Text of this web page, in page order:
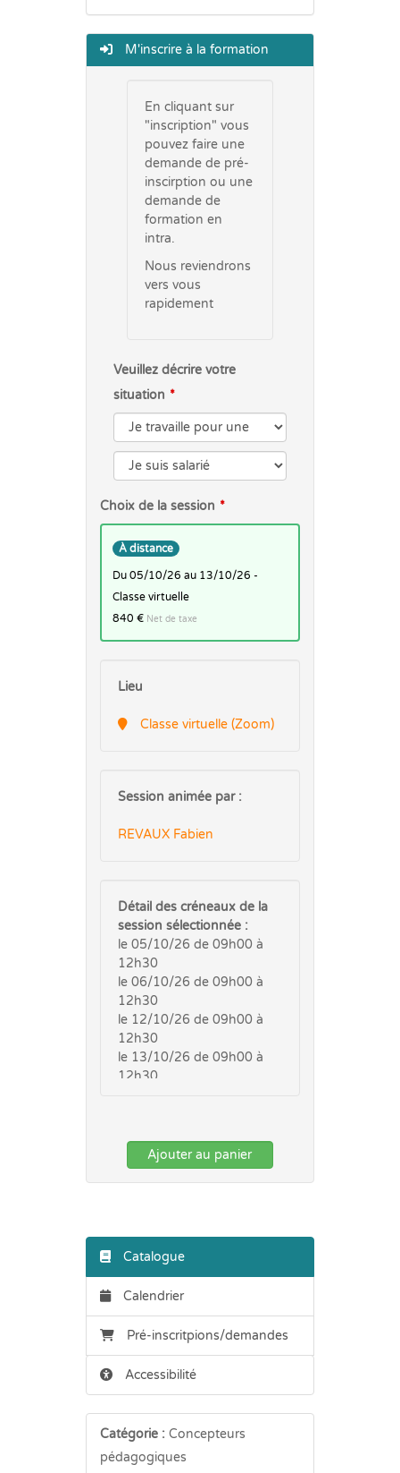
M'inscrire à la formation
En cliquant sur
"inscription" vous
pouvez faire une
demande de pré-
inscirption ou une
demande de
formation en
intra.
Nous reviendrons
vers vous
rapidement
Veuillez décrire votre
situation
Choix de la session
À distance
du 05/10/26 au 13/10/26 -
Classe virtuelle
840 € Net de taxe
Lieu
Classe virtuelle (Zoom)
Session animée par :
REVAUX Fabien
Détail des créneaux de la
session sélectionnée :
le 05/10/26 de 09h00 à
12h30
le 06/10/26 de 09h00 à
12h30
le 12/10/26 de 09h00 à
12h30
le 13/10/26 de 09h00 à
12h30
Ajouter au panier
Catalogue
Calendrier
Pré-inscritpions/demandes
Accessibilité
Catégorie : Concepteurs
pédagogiques